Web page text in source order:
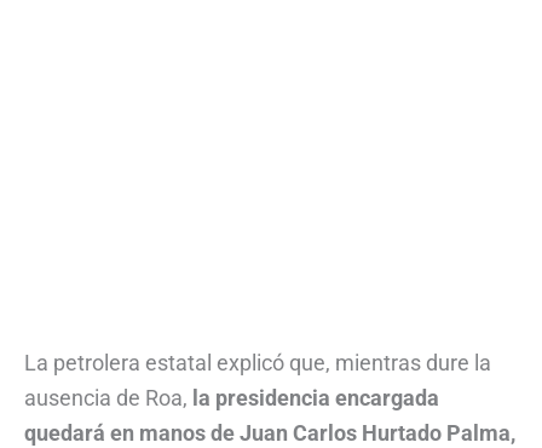
La petrolera estatal explicó que, mientras dure la
ausencia de Roa, la presidencia encargada
quedará en manos de Juan Carlos Hurtado Palma,